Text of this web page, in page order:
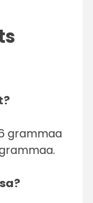
grammaa